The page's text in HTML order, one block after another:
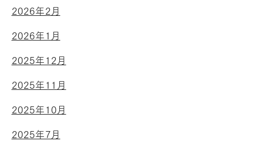
2026年2月
2026年1月
2025年12月
2025年11月
2025年10月
2025年7月